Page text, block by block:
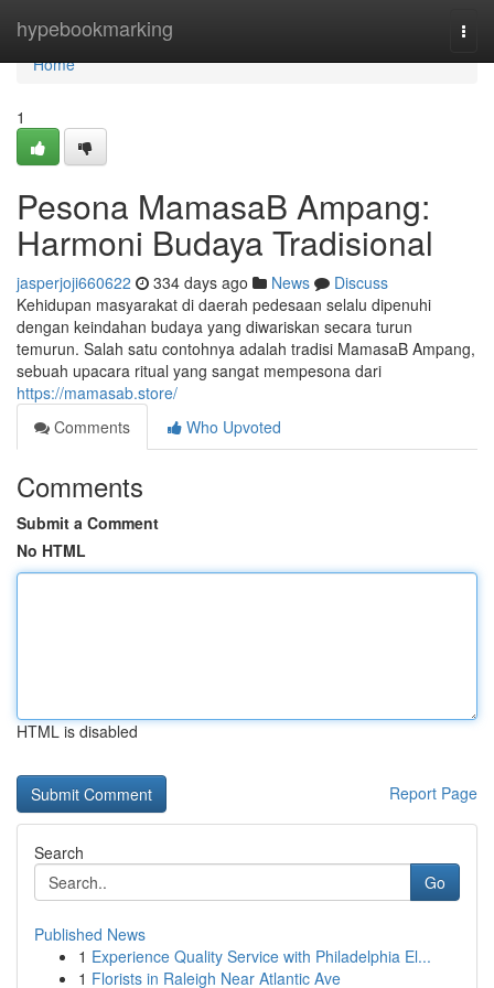
hypebookmarking
Home
Home
1
Pesona MamasaB Ampang:
Harmoni Budaya Tradisional
jasperjoji660622 334 days ago News
Discuss
Kehidupan masyarakat di daerah pedesaan selalu dipenuhi
dengan keindahan budaya yang diwariskan secara turun
temurun. Salah satu contohnya adalah tradisi MamasaB Ampang,
sebuah upacara ritual yang sangat mempesona dari
https://mamasab.store/
Comments
Who Upvoted
Comments
Submit a Comment
No HTML
HTML is disabled
Report Page
Search
Go
Published News
1 Experience Quality Service with Philadelphia El...
1 Florists in Raleigh Near Atlantic Ave